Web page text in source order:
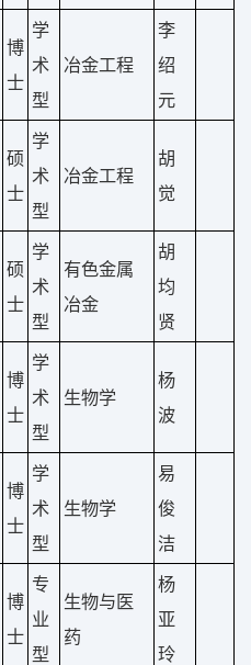
博
士
学
术
型
冶金工程
李
绍
元
硕
士
学
术
型
冶金工程
胡
觉
硕
士
学
术
型
有色金属
冶金
胡
均
贤
博
士
学
术
型
生物学
杨
波
博
士
学
术
型
生物学
易
俊
洁
博
士
专
业
型
生物与医
药
杨
亚
玲